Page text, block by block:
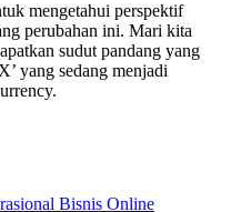
mengetahui perspektif
perubahan ini. Mari kita
sudut pandang yang
yang sedang menjadi
Bisnis Online